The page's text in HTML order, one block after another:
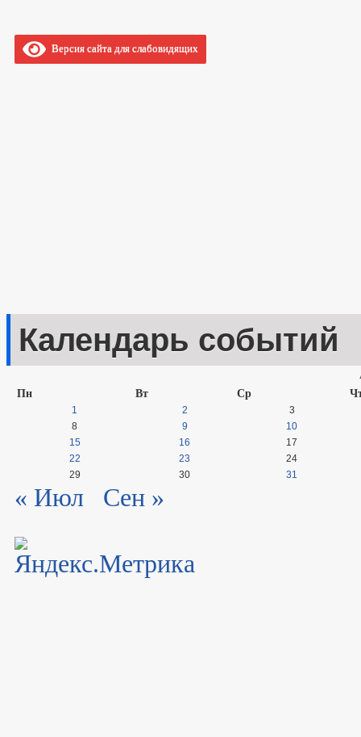
Версия сайта для слабовидящих
Календарь событий
Пн
Вт Ср
1 2
3
8
9
10
15
16
17
22
23
24
29
30 31
« Июл Сен »